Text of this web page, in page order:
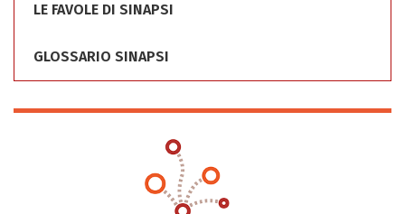
LE FAVOLE DI SINAPSI
GLOSSARIO SINAPSI